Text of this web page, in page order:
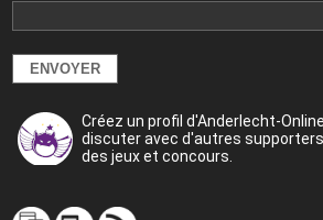
Créez un profil d'Anderlecht-
discuter avec d'autres
des jeux et concours.